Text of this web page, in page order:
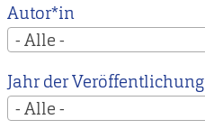
Autor*in
- Alle -
Jahr der Veröffentlichung
- Alle -